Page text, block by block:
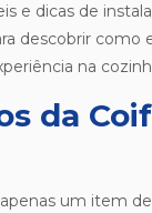
e dicas de
descobrir como
na
da
um item